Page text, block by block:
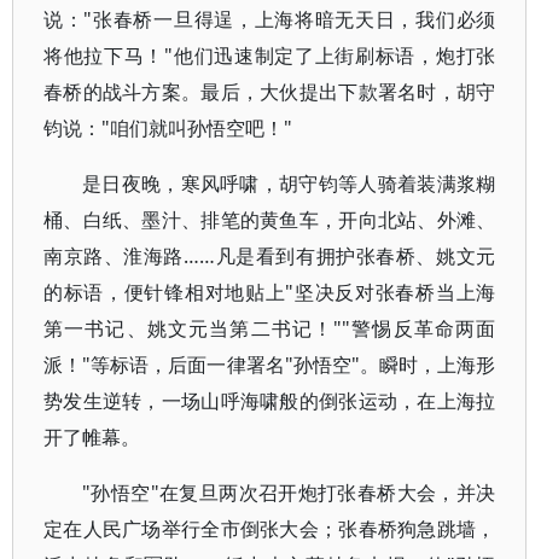
说："张春桥一旦得逞，上海将暗无天日，我们必须
将他拉下马！"他们迅速制定了上街刷标语，炮打张
春桥的战斗方案。最后，大伙提出下款署名时，胡守
钧说："咱们就叫孙悟空吧！"
是日夜晚，寒风呼啸，胡守钧等人骑着装满浆糊
桶、白纸、墨汁、排笔的黄鱼车，开向北站、外滩、
南京路、淮海路……凡是看到有拥护张春桥、姚文元
的标语，便针锋相对地贴上"坚决反对张春桥当上海
第一书记、姚文元当第二书记！""警惕反革命两面
派！"等标语，后面一律署名"孙悟空"。瞬时，上海形
势发生逆转，一场山呼海啸般的倒张运动，在上海拉
开了帷幕。
"孙悟空"在复旦两次召开炮打张春桥大会，并决
定在人民广场举行全市倒张大会；张春桥狗急跳墙，